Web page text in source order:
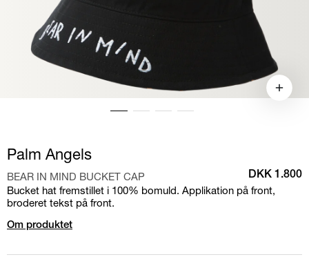
Palm Angels
BEAR IN MIND BUCKET CAP DKK 1.800
Bucket hat fremstillet i 100% bomuld. Applikation på front,
broderet tekst på front.
Om produktet